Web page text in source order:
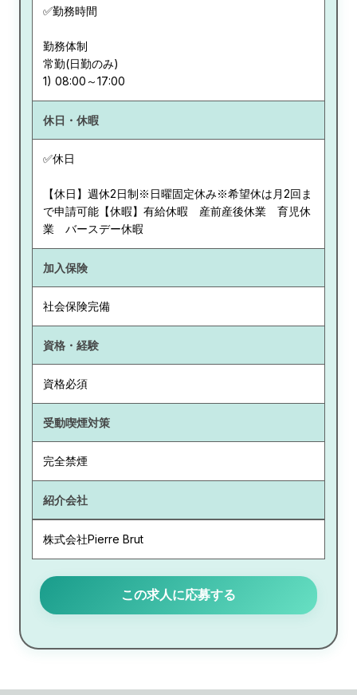
✅勤務時間
勤務体制
常勤(日勤のみ)
休日・休暇
✅休日
【休日】週休2日制※日曜固定休み※希望休は月2回ま
で申請可能【休暇】有給休暇 産前産後休業 育児休
業 バースデー休暇
加入保険
社会保険完備
資格・経験
資格必須
受動喫煙対策
完全禁煙
紹介会社
株式会社Pierre Brut
この求人に応募する